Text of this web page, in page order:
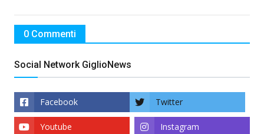
0 Commenti
Social Network GiglioNews
Facebook Twitter
Instagram
Youtube